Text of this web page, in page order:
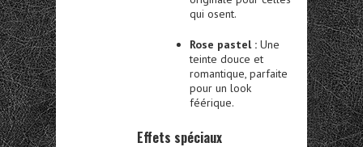
qui osent.
Rose pastel : Une
teinte douce et
romantique, parfaite
pour un look
féérique.
Effets spéciaux